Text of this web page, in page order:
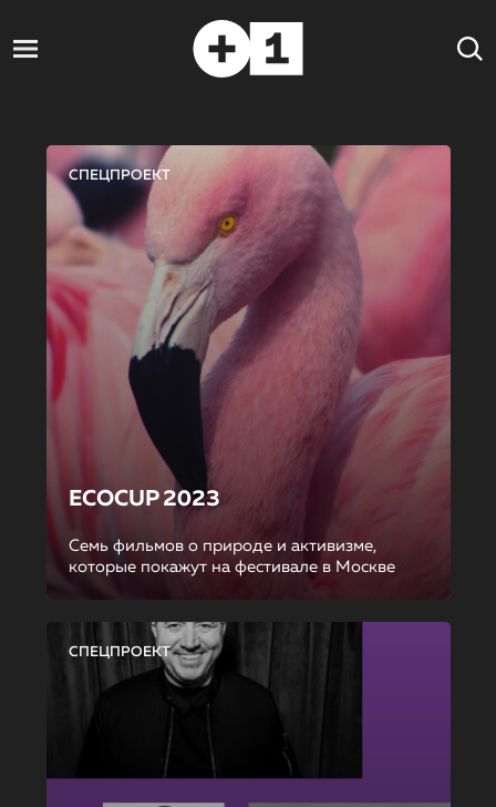
СПЕЦПРОЕКТ
ECOCUP 2023
Семь фильмов о природе и активизме,
которые покажут на фестивале в Москве
СПЕЦПРОЕКТ